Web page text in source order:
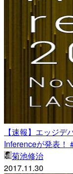
【速報】エッジ
Inferenceが発表！
菊池修治
2017.11.30